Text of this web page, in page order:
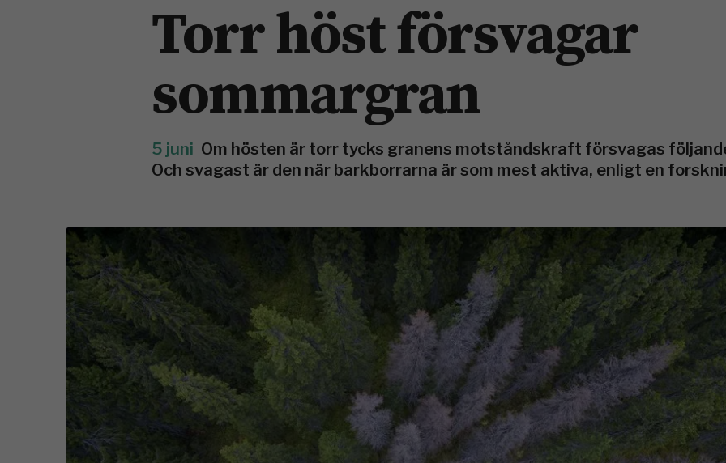
Torr höst försvagar
sommargran
5 juni Om hösten är torr tycks granens motståndskraft försvagas
Och svagast är den när barkborrarna är som mest aktiva, enligt en